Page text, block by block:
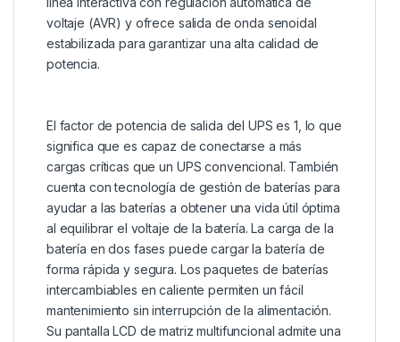
voltaje (AVR) y ofrece salida de onda senoidal
estabilizada para garantizar una alta calidad de
potencia.
El factor de potencia de salida del UPS es 1, lo que
significa que es capaz de conectarse a más
cargas críticas que un UPS convencional. También
cuenta con tecnología de gestión de baterías para
ayudar a las baterías a obtener una vida útil óptima
al equilibrar el voltaje de la batería. La carga de la
batería en dos fases puede cargar la batería de
forma rápida y segura. Los paquetes de baterías
intercambiables en caliente permiten un fácil
mantenimiento sin interrupción de la alimentación.
Su pantalla LCD de matriz multifuncional admite una